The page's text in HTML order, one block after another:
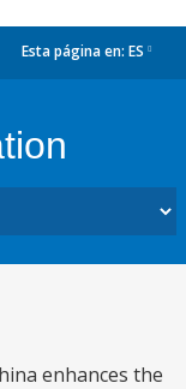
Esta página en: ES
enhances the